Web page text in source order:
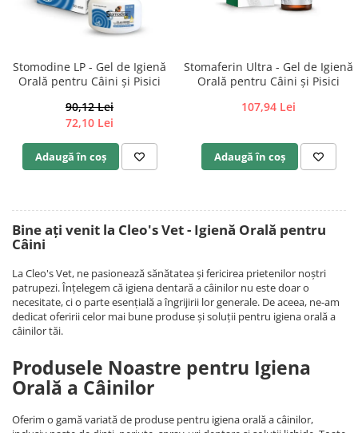
Afecțiuni hepatice
Afecțiuni neurologice
Afecțiuni oncologice
Afecțiuni otice
Afecțiuni renale și urinare
Afecțiuni respiratorii
Suplimente
Hrană umedă
Recompense și snack-uri
Igienă
Igienă orală
Afecțiuni hepatice
Afecțiuni neurologice
Afecțiuni oncologice
Afecțiuni otice
Afecțiuni respiratorii
Afecțiuni renale și urinare
Suplimente
Hrană umedă
Igienă
Așternut Tofu / Nisip
Igienă orală
Stomodine LP - Gel de Igienă
Orală pentru Câini și Pisici
90,12 Lei
72,10 Lei
Adaugă în coș
Stomaferin Ultra - Gel de Igienă
Orală pentru Câini și Pisici
107,94 Lei
Adaugă în coș
Bine ați venit la Cleo's Vet - Igienă Orală pentru
Câini
La Cleo's Vet, ne pasionează sănătatea și fericirea prietenilor noștri
patrupezi. Înțelegem că igiena dentară a câinilor nu este doar o
necesitate, ci o parte esențială a îngrijirii lor generale. De aceea, ne-am
dedicat oferirii celor mai bune produse și soluții pentru igiena orală a
câinilor tăi.
Produsele Noastre pentru Igiena
Orală a Câinilor
Oferim o gamă variată de produse pentru igiena orală a câinilor,